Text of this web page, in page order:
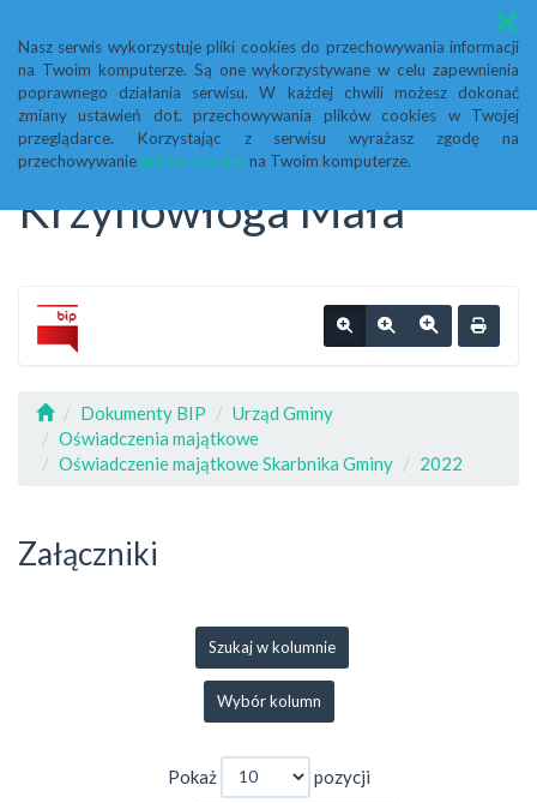
Nasz serwis wykorzystuje pliki cookies do przechowywania informacji
na Twoim komputerze. Są one wykorzystywane w celu zapewnienia
poprawnego działania serwisu. W każdej chwili możesz dokonać
zmiany ustawień dot. przechowywania plików cookies w Twojej
przeglądarce. Korzystając z serwisu wyrażasz zgodę na
przechowywanie plików cookiesna Twoim komputerze.
Menu
Biuletyn Informacji
Publicznej Urząd Gminy
Krzynowłoga Mała
Dokumenty BIP
Urząd Gminy
Oświadczenia majątkowe
Oświadczenie majątkowe Skarbnika Gminy
2022
Załączniki
Szukaj w kolumnie
Wybór kolumn
Pokaż pozycji